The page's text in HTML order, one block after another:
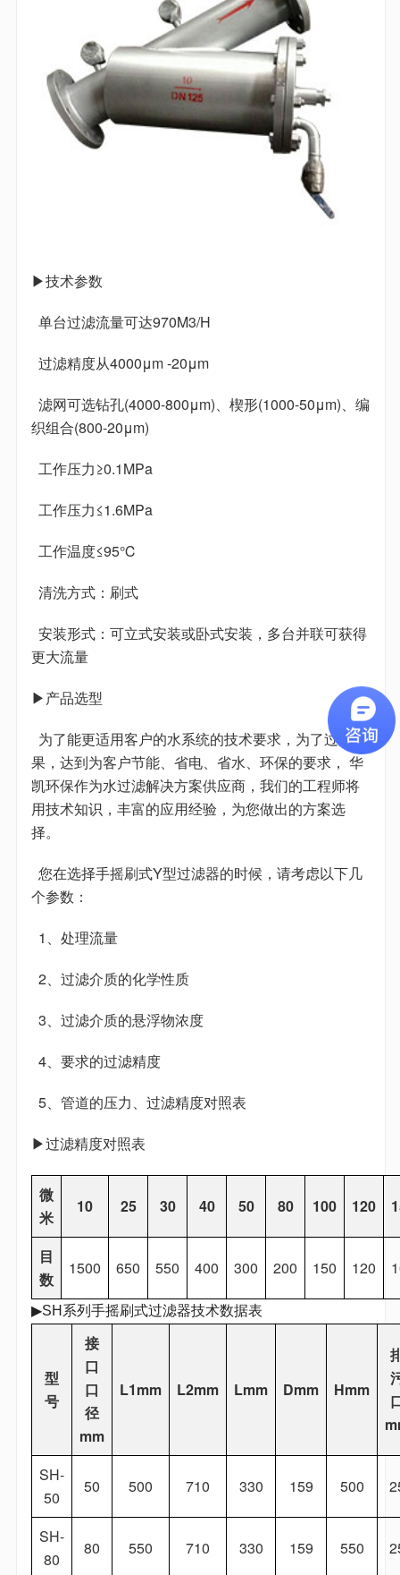
▶技术参数
单台过滤流量可达970M3/H
过滤精度从4000μm -20μm
滤网可选钻孔(4000-800μm)、楔形(1000-50μm)、编
织组合(800-20μm)
工作压力≥0.1MPa
工作压力≤1.6MPa
工作温度≤95℃
清洗方式：刷式
安装形式：可立式安装或卧式安装，多台并联可获得
更大流量
▶产品选型
为了能更适用客户的水系统的技术要求，为了过滤效
果，达到为客户节能、省电、省水、环保的要求， 华
凯环保作为水过滤解决方案供应商，我们的工程师将
用技术知识，丰富的应用经验，为您做出的方案选
择。
您在选择手摇刷式Y型过滤器的时候，请考虑以下几
个参数：
1、处理流量
2、过滤介质的化学性质
3、过滤介质的悬浮物浓度
4、要求的过滤精度
5、管道的压力、过滤精度对照表
▶过滤精度对照表
微
米
10 25 30 40 50 80 100 120
目
数
1500 650 550 400 300 200 150 120
▶SH系列手摇刷式过滤器技术数据表
型
号
接
口
口
径
mm
L1mm L2mm Lmm Dmm Hmm
SH-
50
50 500 710 330 159 500
SH-
80
80 550 710 330 159 550